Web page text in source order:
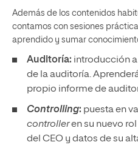
Además de los contenidos
contamos con sesiones
aprendido y sumar
Auditoría: introducción
de la auditoría.
propio informe de
Controlling: puesta en
controlleren su nuevo
del CEO y datos de su